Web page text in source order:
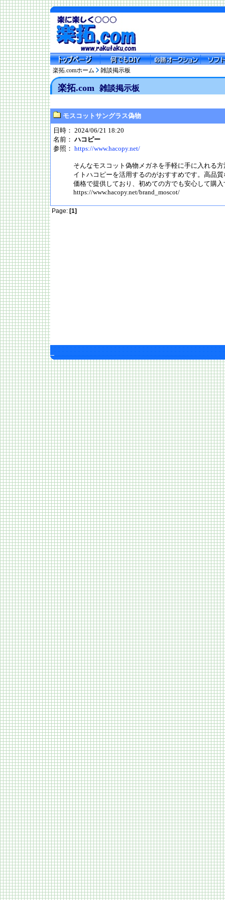
楽拓.comホーム 雑談掲示板
楽拓.com 雑談掲示板
モスコットサングラス偽物
日時： 2024/06/21 18:20
名前： ハコピー
参照： https://www.hacopy.net/
そんなモスコット偽物メガネを手軽に手に入れる
イトハコピーを活用するのがおすすめです。高品
価格で提供しており、初めての方でも安心して購
https://www.hacopy.net/brand_moscot/
Page: [1]